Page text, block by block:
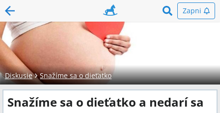
Zapni
Diskusie Snažíme sa o dieťatko
Snažíme sa o dieťatko a nedarí sa